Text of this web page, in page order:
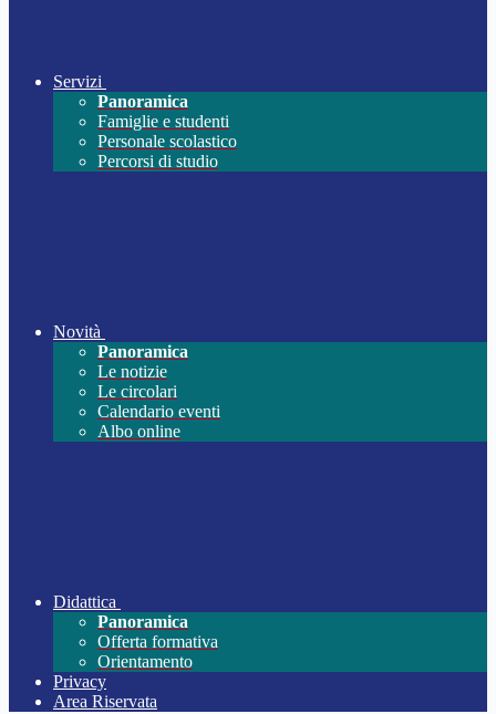
Servizi
Panoramica
Famiglie e studenti
Personale scolastico
Percorsi di studio
Novità
Panoramica
Le notizie
Le circolari
Calendario eventi
Albo online
Didattica
Panoramica
Offerta formativa
Orientamento
Privacy
Area Riservata